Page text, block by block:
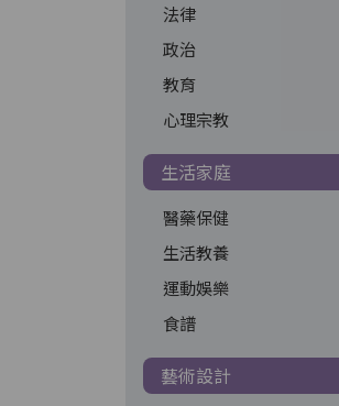
法律
政治
教育
心理宗教
生活家庭
醫藥保健
生活教養
運動娛樂
食譜
藝術設計